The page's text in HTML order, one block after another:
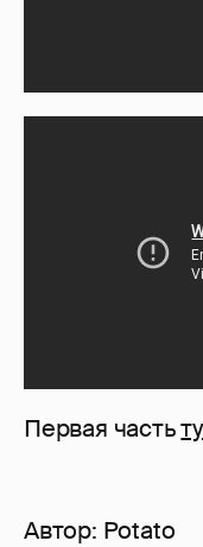
Первая часть
Автор: Potato